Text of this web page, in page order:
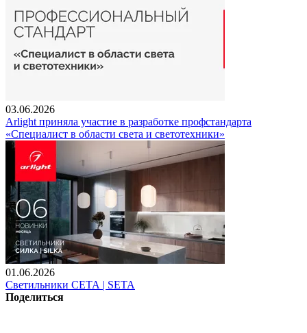
03.06.2026
Arlight приняла участие в разработке профстандарта
«Специалист в области света и светотехники»
01.06.2026
Светильники СЕТА | SETA
Поделиться